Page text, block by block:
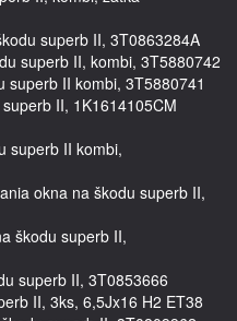
superb II, 3T0863284A
superb II, kombi, 3T5880742
superb II kombi, 3T5880741
II, 1K1614105CM
superb II kombi,
okna na škodu superb II,
škodu superb II,
superb II, 3T0853666
II, 3ks, 6,5Jx16 H2 ET38